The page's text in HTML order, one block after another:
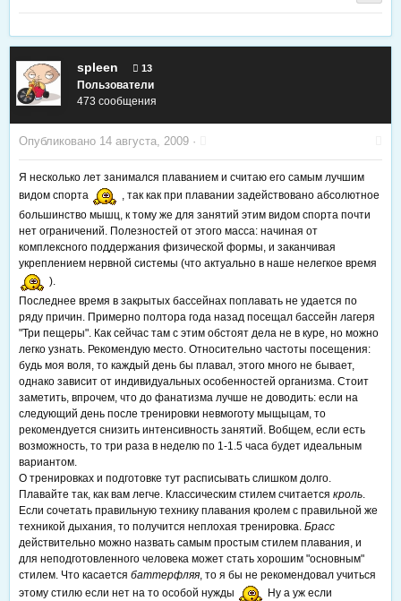
spleen 13
Пользователи
473 сообщения
Опубликовано 14 августа, 2009 ·
Я несколько лет занимался плаванием и считаю его самым лучшим
видом спорта
, так как при плавании задействовано абсолютное
большинство мышц, к тому же для занятий этим видом спорта почти
нет ограничений. Полезностей от этого масса: начиная от
комплексного поддержания физической формы, и заканчивая
укреплением нервной системы (что актуально в наше нелегкое время
).
Последнее время в закрытых бассейнах поплавать не удается по
ряду причин. Примерно полтора года назад посещал бассейн лагеря
"Три пещеры". Как сейчас там с этим обстоят дела не в куре, но можно
легко узнать. Рекомендую место. Относительно частоты посещения:
будь моя воля, то каждый день бы плавал, этого много не бывает,
однако зависит от индивидуальных особенностей организма. Стоит
заметить, впрочем, что до фанатизма лучше не доводить: если на
следующий день после тренировки невмоготу мыщыцам, то
рекомендуется снизить интенсивность занятий. Вобщем, если есть
возможность, то три раза в неделю по 1-1.5 часа будет идеальным
вариантом.
О тренировках и подготовке тут расписывать слишком долго.
Плавайте так, как вам легче. Классическим стилем считается кроль.
Если сочетать правильную технику плавания кролем с правильной же
техникой дыхания, то получится неплохая тренировка. Брасс
действительно можно назвать самым простым стилем плавания, и
для неподготовленного человека может стать хорошим "основным"
стилем. Что касается баттерфляя, то я бы не рекомендовал учиться
этому стилю если нет на то особой нужды
Ну а уж если